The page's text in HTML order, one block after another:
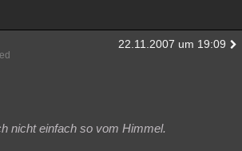
22.11.2007 um 19:09
nicht einfach so vom Himmel.